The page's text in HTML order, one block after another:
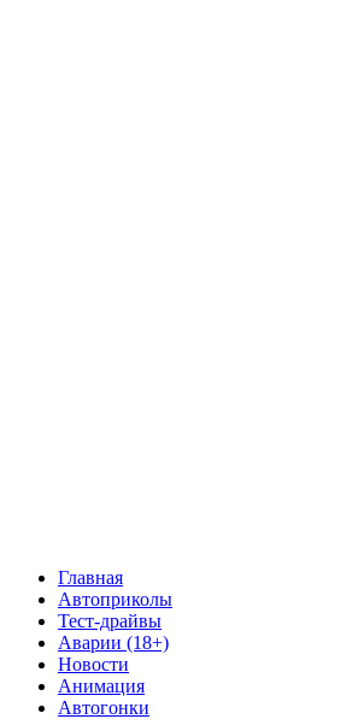
Главная
Автоприколы
Тест-драйвы
Аварии (18+)
Новости
Анимация
Автогонки